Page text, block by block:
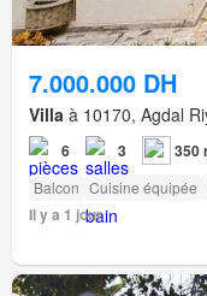
7.000.000 DH
Villa à 10170, Agdal
6 3 350
Balcon Cuisine équipée
Il y a 1 jour